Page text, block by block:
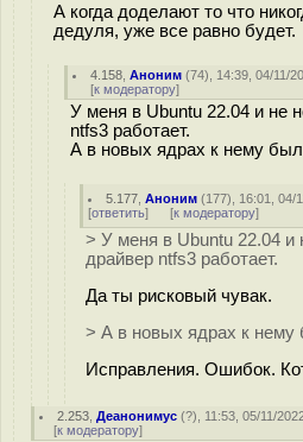
А когда доделают то что
дедуля, уже все равно будет.
4.158 ,Аноним (74), 14:39, 04/11/
[к модератору]
У меня в Ubuntu 22.04 и не
ntfs3 работает.
А в новых ядрах к нему
5.177 ,Аноним (177), 16:01, 04/
[ответить] [к модератору]
> У меня в Ubuntu 22.04 и
драйвер ntfs3 работает.
Да ты рисковый чувак.
> А в новых ядрах к нему
Исправления. Ошибок.
2.253 ,Деанонимус (?), 11:53, 05/11/
[к модератору]